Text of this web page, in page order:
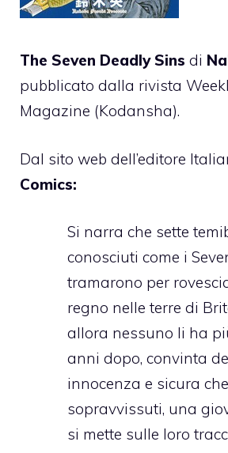
The Seven Deadly Sins di
pubblicato dalla rivista
Magazine (Kodansha).
Dal sito web dell’editore
Comics:
Si narra che sette
conosciuti come i
tramarono per
regno nelle terre di
allora nessuno li ha
anni dopo, convinta
innocenza e sicura
sopravvissuti, una
si mette sulle loro